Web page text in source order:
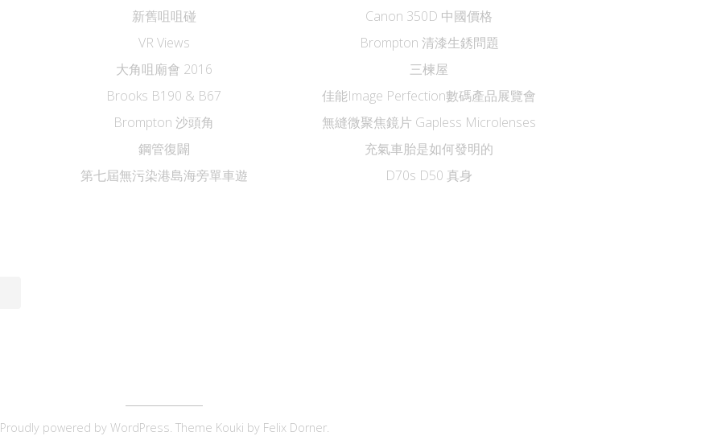
新舊咀咀碰
VR Views
大角咀廟會 2016
Brooks B190 & B67
Brompton 沙頭角
鋼管復闢
第七屆無污染港島海旁單車遊
Canon 350D 中國價格
Brompton 清漆生銹問題
三楝屋
佳能Image Perfection數碼產品展覽會
無縫微聚焦鏡片 Gapless Microlenses
充氣車胎是如何發明的
D70s D50 真身
Proudly powered by WordPress. Theme Kouki by Felix Dorner.